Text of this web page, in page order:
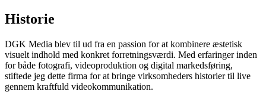
Historie
DGK Media blev til ud fra en passion for at kombinere æstetisk
visuelt indhold med konkret forretningsværdi. Med erfaringer inden
for både fotografi, videoproduktion og digital markedsføring,
stiftede jeg dette firma for at bringe virksomheders historier til live
gennem kraftfuld videokommunikation.